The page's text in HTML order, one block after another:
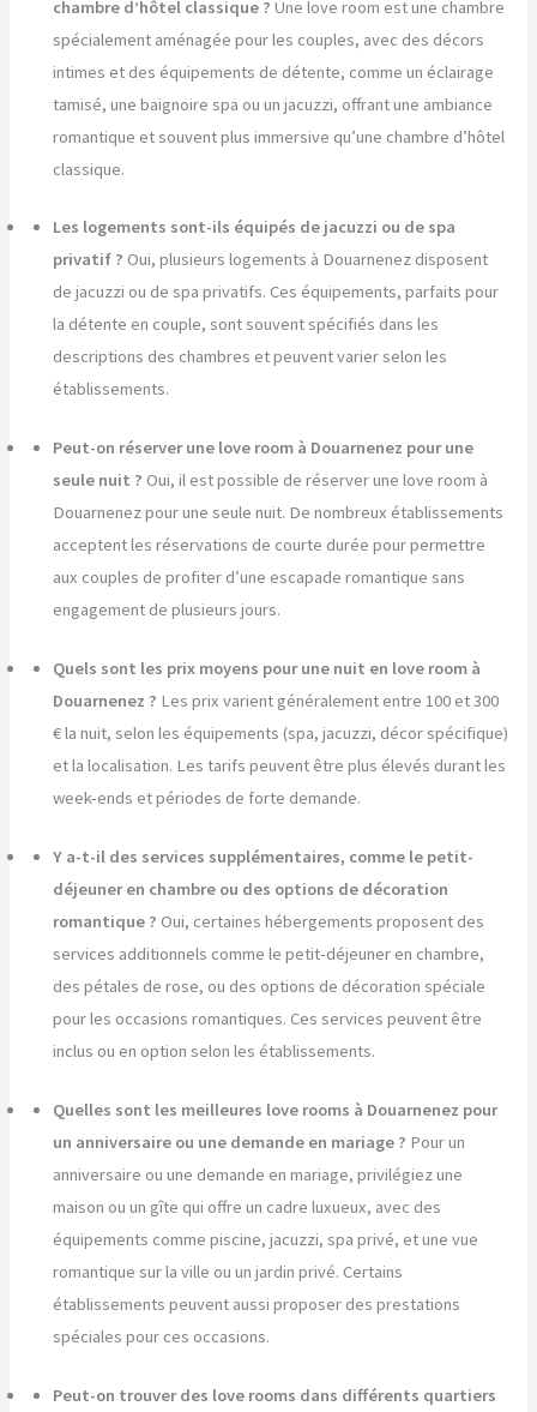
chambre d’hôtel classique ? Une love room est une chambre
spécialement aménagée pour les couples, avec des décors
intimes et des équipements de détente, comme un éclairage
tamisé, une baignoire spa ou un jacuzzi, offrant une ambiance
romantique et souvent plus immersive qu’une chambre d’hôtel
classique.
Les logements sont-ils équipés de jacuzzi ou de spa
privatif ? Oui, plusieurs logements à Douarnenez disposent
de jacuzzi ou de spa privatifs. Ces équipements, parfaits pour
la détente en couple, sont souvent spécifiés dans les
descriptions des chambres et peuvent varier selon les
établissements.
Peut-on réserver une love room à Douarnenez pour une
seule nuit ? Oui, il est possible de réserver une love room à
Douarnenez pour une seule nuit. De nombreux établissements
acceptent les réservations de courte durée pour permettre
aux couples de profiter d’une escapade romantique sans
engagement de plusieurs jours.
Quels sont les prix moyens pour une nuit en love room à
Douarnenez ? Les prix varient généralement entre 100 et 300
€ la nuit, selon les équipements (spa, jacuzzi, décor spécifique)
et la localisation. Les tarifs peuvent être plus élevés durant les
week-ends et périodes de forte demande.
Y a-t-il des services supplémentaires, comme le petit-
déjeuner en chambre ou des options de décoration
romantique ? Oui, certaines hébergements proposent des
services additionnels comme le petit-déjeuner en chambre,
des pétales de rose, ou des options de décoration spéciale
pour les occasions romantiques. Ces services peuvent être
inclus ou en option selon les établissements.
Quelles sont les meilleures love rooms à Douarnenez pour
un anniversaire ou une demande en mariage ? Pour un
anniversaire ou une demande en mariage, privilégiez une
maison ou un gîte qui offre un cadre luxueux, avec des
équipements comme piscine, jacuzzi, spa privé, et une vue
romantique sur la ville ou un jardin privé. Certains
établissements peuvent aussi proposer des prestations
spéciales pour ces occasions.
Peut-on trouver des love rooms dans différents quartiers